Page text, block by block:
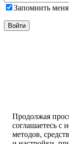
Запомнить меня
Продолжая
соглашаетесь с
методов,